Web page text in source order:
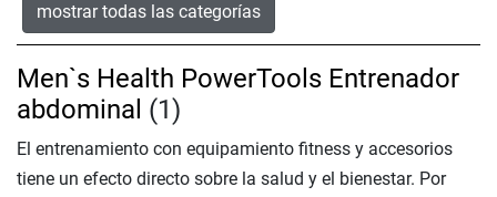
mostrar todas las categorías
Men`s Health PowerTools Entrenador
abdominal (1)
El entrenamiento con equipamiento fitness y accesorios
tiene un efecto directo sobre la salud y el bienestar. Por